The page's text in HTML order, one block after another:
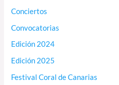
Conciertos
Convocatorias
Edición 2024
Edición 2025
Festival Coral de Canarias